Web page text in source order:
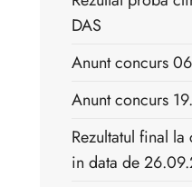
DAS
Anunt concurs
Anunt concurs
Rezultatul final
in data de